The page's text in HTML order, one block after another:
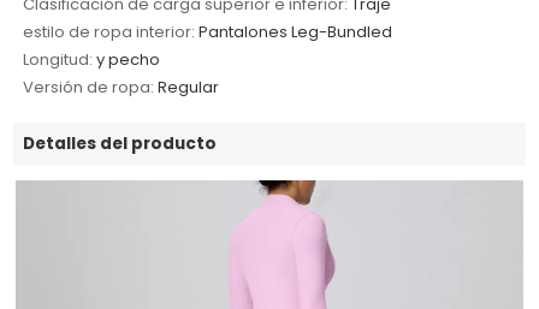
estilo de ropa interior: Pantalones Leg-Bundled
Longitud: y pecho
Versión de ropa: Regular
Detalles del producto